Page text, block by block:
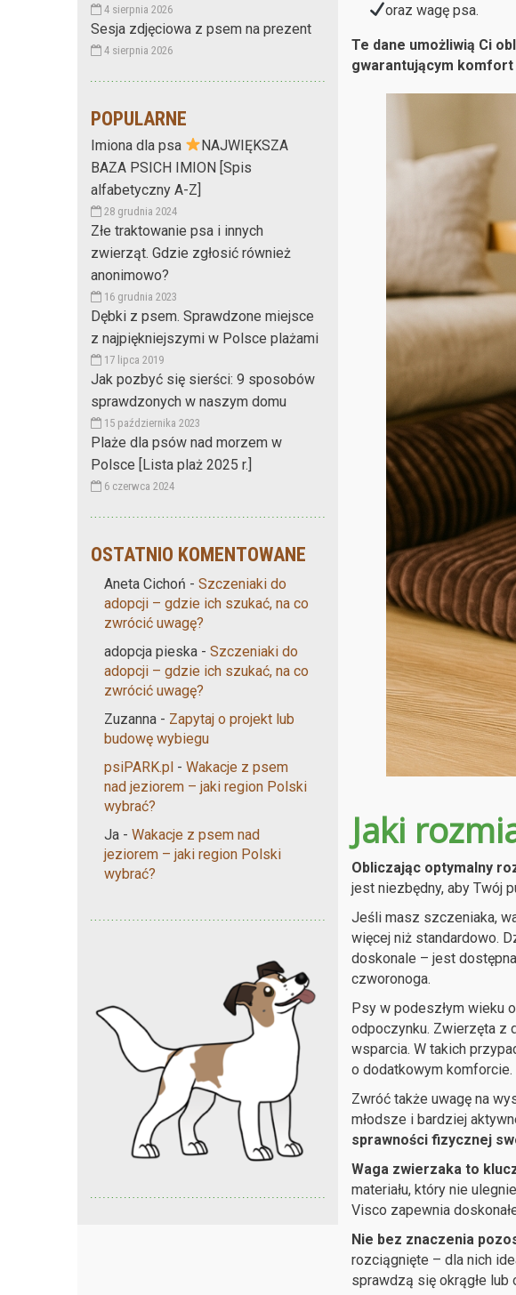
4 sierpnia 2026
Sesja zdjęciowa z psem na prezent
4 sierpnia 2026
POPULARNE
Imiona dla psa
NAJWIĘKSZA
BAZA PSICH IMION [Spis
alfabetyczny A-Z]
28 grudnia 2024
Złe traktowanie psa i innych
zwierząt. Gdzie zgłosić również
anonimowo?
16 grudnia 2023
Dębki z psem. Sprawdzone miejsce
z najpiękniejszymi w Polsce plażami
17 lipca 2019
Jak pozbyć się sierści: 9 sposobów
sprawdzonych w naszym domu
15 października 2023
Plaże dla psów nad morzem w
Polsce [Lista plaż 2025 r.]
6 czerwca 2024
OSTATNIO KOMENTOWANE
Aneta Cichoń - Szczeniaki do
adopcji – gdzie ich szukać, na co
zwrócić uwagę?
adopcja pieska - Szczeniaki do
adopcji – gdzie ich szukać, na co
zwrócić uwagę?
Zuzanna - Zapytaj o projekt lub
budowę wybiegu
psiPARK.pl - Wakacje z psem
nad jeziorem – jaki region Polski
wybrać?
Ja - Wakacje z psem nad
jeziorem – jaki region Polski
wybrać?
oraz wagę psa.
Te dane umożliwią Ci
gwarantującym komfort
Jaki
Obliczając optymalny
jest niezbędny, aby Twój
Jeśli masz szczeniaka,
więcej niż standardowo.
doskonale – jest
czworonoga.
Psy w podeszłym wieku
odpoczynku. Zwierzęta z
wsparcia. W takich
o dodatkowym komforcie.
Zwróć także uwagę na
młodsze i bardziej
sprawności fizycznej
Waga zwierzaka to
materiału, który nie
Visco zapewnia
Nie bez znaczenia
rozciągnięte – dla nich
sprawdzą się okrągłe lub